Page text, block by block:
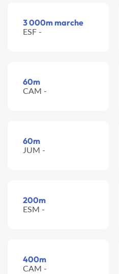
3 000m marche
ESF -
60m
CAM -
60m
JUM -
200m
ESM -
400m
CAM -